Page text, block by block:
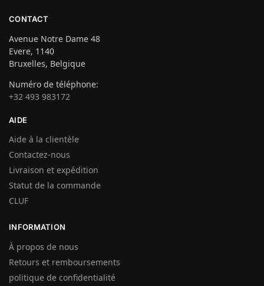
CONTACT
Avenue Notre Dame 48
Evere, 1140
Bruxelles, Belgique
Numéro de téléphone:
+32 493 983172
AIDE
Aide à la clientèle
Contactez-nous
Livraison et expédition
Statut de la commande
CLUF
INFORMATION
À propos de nous
Retours et remboursements
politique de confidentialité